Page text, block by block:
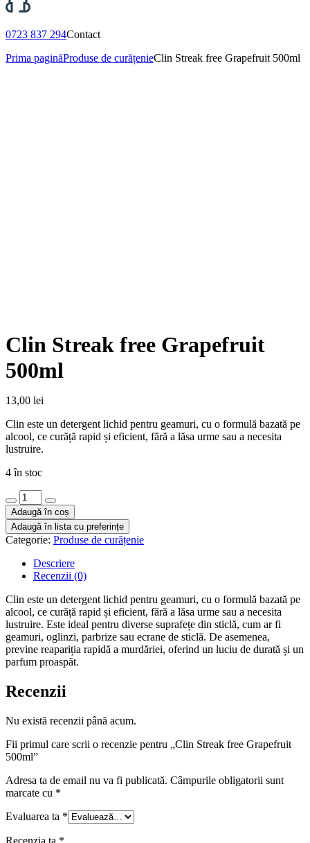
0723 837 294Contact
Prima paginăProduse de curățenieClin Streak free Grapefruit 500ml
Clin Streak free Grapefruit
500ml
13,00 lei
Clin este un detergent lichid pentru geamuri, cu o formulă bazată pe
alcool, ce curăță rapid și eficient, fără a lăsa urme sau a necesita
lustruire.
4 în stoc
Cantitate
Clin
Streak
free
Grapefruit
Adaugă în coș
Adaugă în lista cu preferințe
Categorie: Produse de curățenie
Descriere
Recenzii (0)
Clin este un detergent lichid pentru geamuri, cu o formulă bazată pe
alcool, ce curăță rapid și eficient, fără a lăsa urme sau a necesita
lustruire. Este ideal pentru diverse suprafețe din sticlă, cum ar fi
geamuri, oglinzi, parbrize sau ecrane de sticlă. De asemenea,
previne reapariția rapidă a murdăriei, oferind un luciu de durată și un
parfum proaspăt.
Recenzii
Nu există recenzii până acum.
Fii primul care scrii o recenzie pentru „Clin Streak free Grapefruit
500ml”
Adresa ta de email nu va fi publicată. Câmpurile obligatorii sunt
marcate cu *
Evaluarea ta *
Recenzia ta *